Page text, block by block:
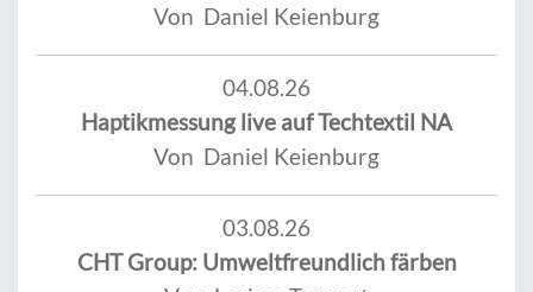
Von Daniel Keienburg
04.08.26
Haptikmessung live auf Techtextil NA
Von Daniel Keienburg
03.08.26
CHT Group: Umweltfreundlich färben